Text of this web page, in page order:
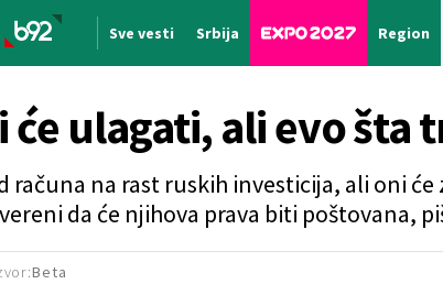
Sve vesti Srbija Region
će ulagati, ali evo šta
računa na rast ruskih investicija, ali oni
da će njihova prava biti poštovana,
Beta